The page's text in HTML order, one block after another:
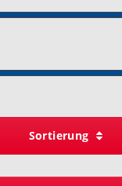
Sortierung